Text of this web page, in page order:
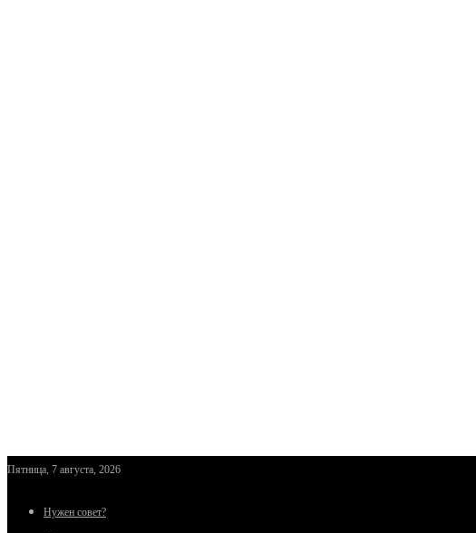
Пятница, 7 августа, 2026
Нужен совет?